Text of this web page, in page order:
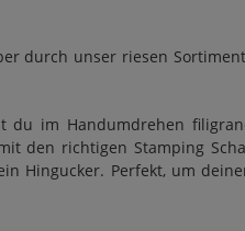
durch unser riesen
du im Handumdrehen
den richtigen Stamping
Hingucker. Perfekt, um